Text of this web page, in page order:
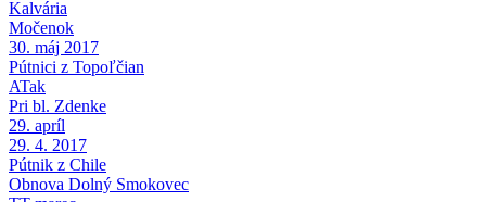
Kalvária
Močenok
30. máj 2017
Pútnici z Topoľčian
ATak
Pri bl. Zdenke
29. apríl
29. 4. 2017
Pútnik z Chile
Obnova Dolný Smokovec